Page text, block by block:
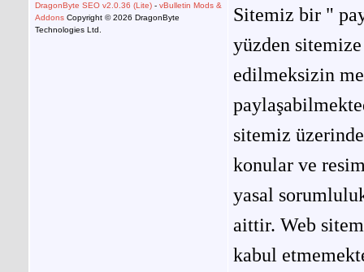
DragonByte SEO v2.0.36 (Lite) - vBulletin Mods &
Addons Copyright © 2026 DragonByte
Technologies Ltd.
Sitemiz bir "
yüzden
edilmeksizin
sitemiz
konular ve
yasal
aittir. Web
kabul